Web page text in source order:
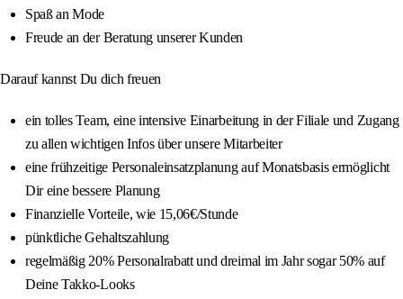
Spaß an Mode
Freude an der Beratung unserer Kunden
Darauf kannst Du dich freuen
ein tolles Team, eine intensive Einarbeitung in der Filiale und Zugang
zu allen wichtigen Infos über unsere Mitarbeiter
eine frühzeitige Personaleinsatzplanung auf Monatsbasis ermöglicht
Dir eine bessere Planung
Finanzielle Vorteile, wie 15,06€/Stunde
pünktliche Gehaltszahlung
regelmäßig 20% Personalrabatt und dreimal im Jahr sogar 50% auf
Deine Takko-Looks